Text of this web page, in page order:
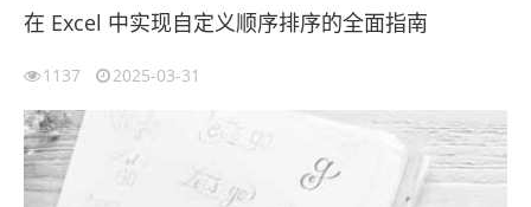
在 Excel 中实现自定义顺序排序的全面指南
1137 2025-03-31